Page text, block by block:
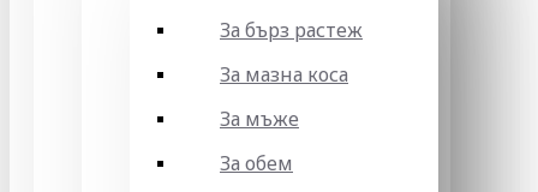
За бърз растеж
За мазна коса
За мъже
За обем